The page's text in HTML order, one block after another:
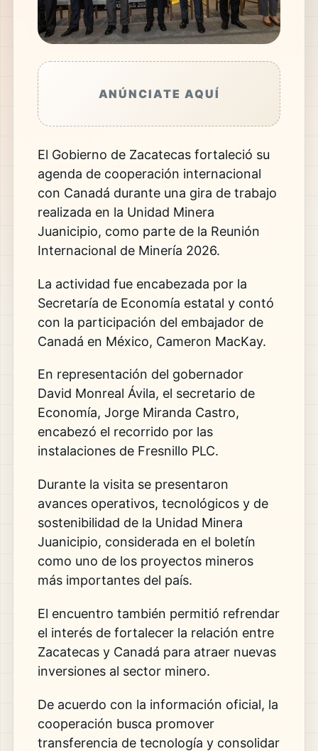
ANÚNCIATE AQUÍ
El Gobierno de Zacatecas fortaleció su
agenda de cooperación internacional
con Canadá durante una gira de trabajo
realizada en la Unidad Minera
Juanicipio, como parte de la Reunión
Internacional de Minería 2026.
La actividad fue encabezada por la
Secretaría de Economía estatal y contó
con la participación del embajador de
Canadá en México, Cameron MacKay.
En representación del gobernador
David Monreal Ávila, el secretario de
Economía, Jorge Miranda Castro,
encabezó el recorrido por las
instalaciones de Fresnillo PLC.
Durante la visita se presentaron
avances operativos, tecnológicos y de
sostenibilidad de la Unidad Minera
Juanicipio, considerada en el boletín
como uno de los proyectos mineros
más importantes del país.
El encuentro también permitió refrendar
el interés de fortalecer la relación entre
Zacatecas y Canadá para atraer nuevas
inversiones al sector minero.
De acuerdo con la información oficial, la
cooperación busca promover
transferencia de tecnología y consolidar